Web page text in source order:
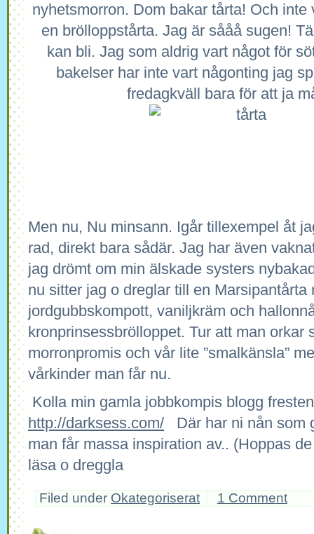
nyhetsmorron. Dom bakar tårta! Och
en brölloppstårta. Jag är sååå sugen!
kan bli. Jag som aldrig vart något för
bakelser har inte vart någonting jag
fredagkväll bara för att ja
Men nu, Nu minsann. Igår tillexempel åt
rad, direkt bara sådär. Jag har även
jag drömt om min älskade systers
nu sitter jag o dreglar till en Marsipantårta
jordgubbskompott, vaniljkräm och
kronprinsessbrölloppet. Tur att man orkar
morronpromis och vår lite ”smalkänsla”
vårkinder man får nu.
Kolla min gamla jobbkompis blogg
http://darksess.com/ Där har ni nån som
man får massa inspiration av.. (Hoppas
läsa o dreggla
Filed under Okategoriserat 1 Comment